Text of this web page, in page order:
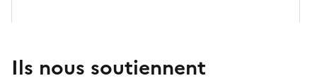
Ils nous soutiennent